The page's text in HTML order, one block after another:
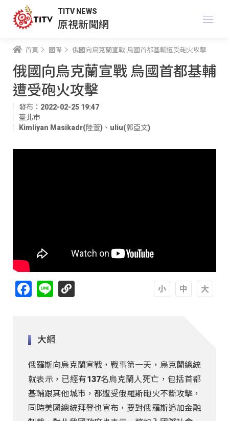
TITV NEWS
原視新聞網
首頁 國際 俄國向烏克蘭宣戰 烏國首都基輔遭受砲火攻擊
俄國向烏克蘭宣戰 烏國首都基輔
遭受砲火攻擊
發布：2022-02-25 19:47
臺北市
Kimliyan Masikadr(陸萱) 、 uliu(郭亞文)
Facebook
Line
大綱
俄羅斯向烏克蘭宣戰，戰事第一天，烏克蘭總統
就表示，已經有137名烏克蘭人死亡，包括首都
基輔跟其他城市，都遭受俄羅斯砲火不斷攻擊，
同時美國總統拜登也宣布，要對俄羅斯追加金融